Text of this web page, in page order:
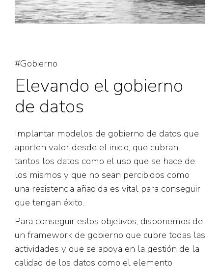
#Gobierno
Elevando el gobierno
de datos
Implantar modelos de gobierno de datos que
aporten valor desde el inicio, que cubran
tantos los datos como el uso que se hace de
los mismos y que no sean percibidos como
una resistencia añadida es vital para conseguir
que tengan éxito.
Para conseguir estos objetivos, disponemos de
un framework de gobierno que cubre todas las
actividades y que se apoya en la gestión de la
calidad de los datos como el elemento